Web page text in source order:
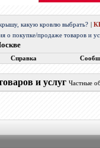
какую кровлю выбрать?
о покупке/продаже товаров и
Справка
и услуг Частные